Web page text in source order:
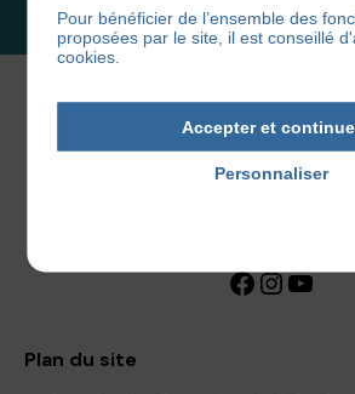
NOUS REJOINDRE
Facebook InstagramYouTube
Plan du site
Pour bénéficier de l’ensemble des
proposées par le site, il est conseillé
cookies.
Accepter et
Personnaliser